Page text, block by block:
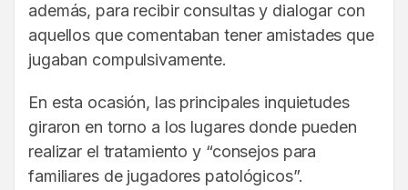
además, para recibir consultas y dialogar con
aquellos que comentaban tener amistades que
jugaban compulsivamente.
En esta ocasión, las principales inquietudes
giraron en torno a los lugares donde pueden
realizar el tratamiento y “consejos para
familiares de jugadores patológicos”.